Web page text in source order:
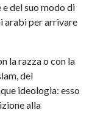
del suo modo di
arabi per arrivare
la razza o con la
del
ideologia: esso
alla